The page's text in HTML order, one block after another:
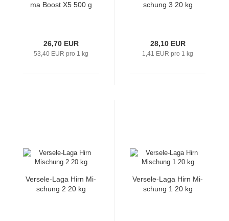
ma Boost X5 500 g
26,70 EUR
53,40 EUR pro 1 kg
schung 3 20 kg
28,10 EUR
1,41 EUR pro 1 kg
Versele-​​Laga Hirn Mi­
schung 2 20 kg
Versele-​​Laga Hirn Mi­
schung 1 20 kg